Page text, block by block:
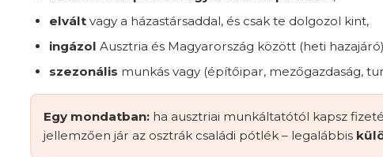
elvált vagy a házastársaddal, és csak te dolgozol kint,
ingázol Ausztria és Magyarország között (heti
szezonális munkás vagy (építőipar, mezőgazdaság,
Egy mondatban: ha ausztriai munkáltatótól kapsz
jellemzően jár az osztrák családi pótlék – legalábbis